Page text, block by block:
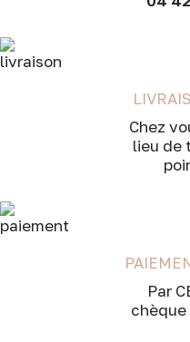
Chez
lieu de
Par